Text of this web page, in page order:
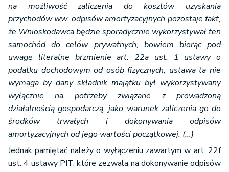
na możliwość zaliczenia do kosztów uzyskania
przychodów ww. odpisów amortyzacyjnych pozostaje fakt,
że Wnioskodawca będzie sporadycznie wykorzystywał ten
samochód do celów prywatnych, bowiem biorąc pod
uwagę literalne brzmienie art. 22a ust. 1 ustawy o
podatku dochodowym od osób fizycznych, ustawa ta nie
wymaga by dany składnik majątku był wykorzystywany
wyłącznie na potrzeby związane z prowadzoną
działalnością gospodarczą, jako warunek zaliczenia go do
środków trwałych i dokonywania odpisów
amortyzacyjnych od jego wartości początkowej. (...)
Jednak pamiętać należy o wyłączeniu zawartym w art. 22f
ust. 4 ustawy PIT, które zezwala na dokonywanie odpisów